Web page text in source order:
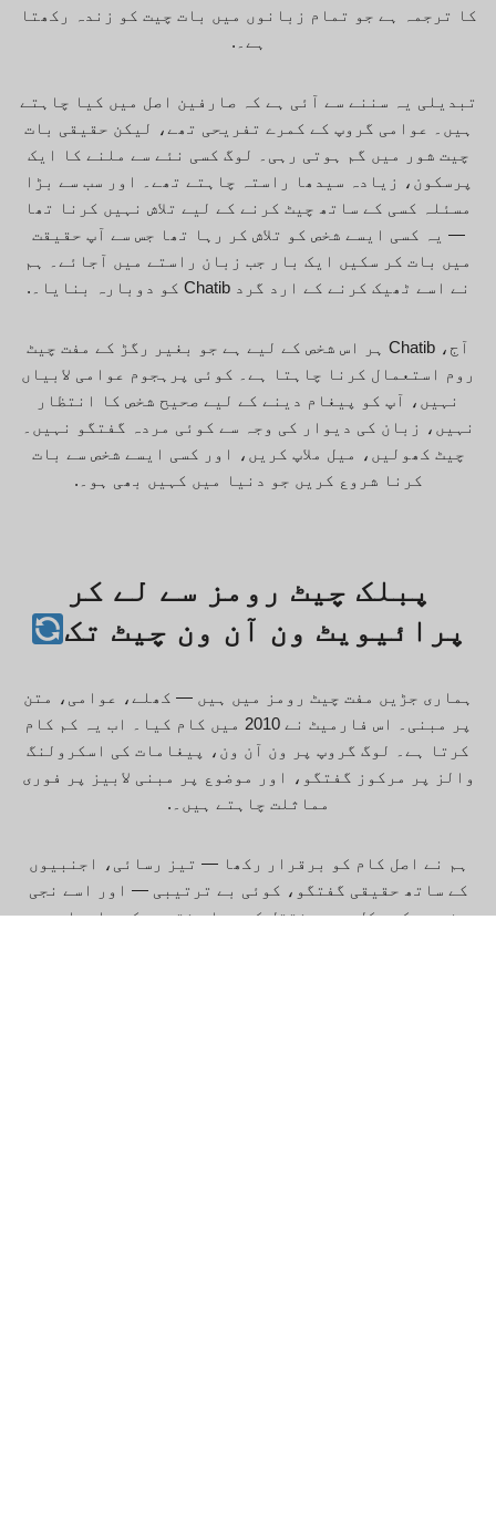
کا ترجمہ ہے جو تمام زبانوں میں بات چیت کو زندہ رکھتا
ہے۔.
تبدیلی یہ سننے سے آئی ہے کہ صارفین اصل میں کیا چاہتے
ہیں۔ عوامی گروپ کے کمرے تفریحی تھے، لیکن حقیقی بات
چیت شور میں گم ہوتی رہی۔ لوگ کسی نئے سے ملنے کا ایک
پرسکون، زیادہ سیدھا راستہ چاہتے تھے۔ اور سب سے بڑا
مسئلہ کسی کے ساتھ چیٹ کرنے کے لیے تلاش نہیں کرنا تھا
— یہ کسی ایسے شخص کو تلاش کر رہا تھا جس سے آپ حقیقت
میں بات کر سکیں ایک بار جب زبان راستے میں آجائے۔ ہم
نے اسے ٹھیک کرنے کے ارد گرد Chatib کو دوبارہ بنایا۔.
آج، Chatib ہر اس شخص کے لیے ہے جو بغیر رگڑ کے مفت چیٹ
روم استعمال کرنا چاہتا ہے۔ کوئی پرہجوم عوامی لابیاں
نہیں، آپ کو پیغام دینے کے لیے صحیح شخص کا انتظار
نہیں، زبان کی دیوار کی وجہ سے کوئی مردہ گفتگو نہیں۔
چیٹ کھولیں، میل ملاپ کریں، اور کسی ایسے شخص سے بات
کرنا شروع کریں جو دنیا میں کہیں بھی ہو۔.
پبلک چیٹ رومز سے لے کر
پرائیویٹ ون آن ون چیٹ تک
ہماری جڑیں مفت چیٹ رومز میں ہیں — کھلے، عوامی، متن
پر مبنی۔ اس فارمیٹ نے 2010 میں کام کیا۔ اب یہ کم کام
کرتا ہے۔ لوگ گروپ پر ون آن ون، پیغامات کی اسکرولنگ
والز پر مرکوز گفتگو، اور موضوع پر مبنی لابیز پر فوری
مماثلت چاہتے ہیں۔.
ہم نے اصل کام کو برقرار رکھا — تیز رسائی، اجنبیوں
کے ساتھ حقیقی گفتگو، کوئی بے ترتیبی — اور اسے نجی
چیٹ روم کی شکل میں منتقل کر دیا۔ نتیجہ کچھ ایسا ہے جو